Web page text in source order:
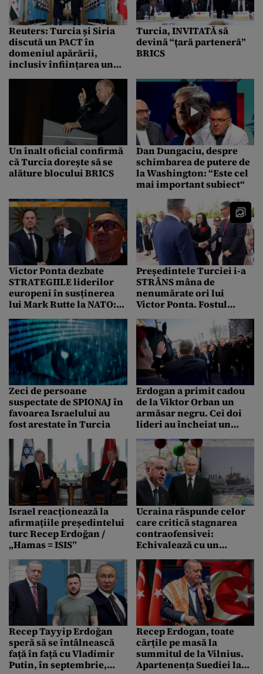
Reuters: Turcia și Siria
discută un PACT în
domeniul apărării,
inclusiv înființarea unor
Turcia, INVITATĂ să
devină “țară parteneră”
BRICS
Un înalt oficial confirmă
că Turcia dorește să se
alăture blocului BRICS
Dan Dungaciu, despre
schimbarea de putere de
la Washington: “Este cel
mai important subiect“
Victor Ponta dezbate
STRATEGIILE liderilor
europeni în susținerea
lui Mark Rutte la NATO:
până nu i-a dat Turciei ce
a vrut“
Președintele Turciei i-a
STRÂNS mâna de
nenumărate ori lui
Victor Ponta. Fostul
vorbit în turcă lui Recep
Erdogan
Zeci de persoane
suspectate de SPIONAJ în
favoarea Israelului au
fost arestate în Turcia
Erdogan a primit cadou
de la Viktor Orban un
armăsar negru. Cei doi
lideri au încheiat un
PARTENERIAT strategic
la Budapesta
Israel reacționează la
afirmațiile președintelui
turc Recep Erdoğan /
„Hamas = ISIS”
Ucraina răspunde celor
care critică stagnarea
contraofensivei:
Echivalează cu un
Erdoğan merge la Soci pe
4 septembrie
Recep Tayyip Erdoğan
speră să se întâlnească
față în față cu Vladimir
Putin, în septembrie,
Recep Erdogan, toate
cărțile pe masă la
summitul de la Vilnius.
Apartenența Suediei la